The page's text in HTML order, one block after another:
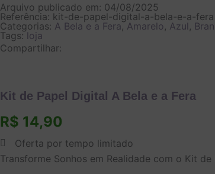
Arquivo publicado em: 04/08/2025
Referência: kit-de-papel-digital-a-bela-e-a-fera
Categorias: A Bela e a Fera, Amarelo Azul
Tags:loja
Compartilhar:
Kit de Papel Digital A Bela e a Fera
R$ 14,90
Oferta por tempo limitado
Transforme Sonhos em Realidade com o Kit